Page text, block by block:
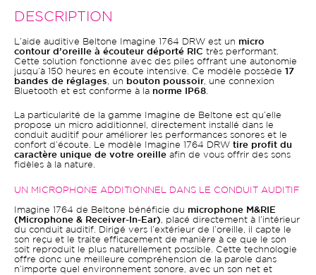
DESCRIPTION
L’aide auditive Beltone Imagine 1764 DRW est un micro
contour d’oreille à écouteur déporté RIC très performant.
Cette solution fonctionne avec des piles offrant une autonomie
jusqu’à 150 heures en écoute intensive. Ce modèle possède 17
bandes de réglages , un bouton poussoir , une connexion
Bluetooth et est conforme à la norme IP68
La particularité de la gamme Imagine de Beltone est qu’elle
propose un micro additionnel, directement installé dans le
conduit auditif pour améliorer les performances sonores et le
confort d’écoute. Le modèle Imagine 1764 DRW tire profit du
caractère unique de votre oreille afin de vous offrir des sons
fidèles à la nature.
UN MICROPHONE ADDITIONNEL DANS LE CONDUIT AUDITIF
Imagine 1764 de Beltone bénéficie du microphone M&RIE
(Microphone & Receiver-In-Ear) , placé directement à l’intérieur
du conduit auditif. Dirigé vers l’extérieur de l’oreille, il capte le
son reçu et le traite efficacement de manière à ce que le son
soit reproduit le plus naturellement possible. Cette technologie
offre donc une meilleure compréhension de la parole dans
n’importe quel environnement sonore, avec un son net et